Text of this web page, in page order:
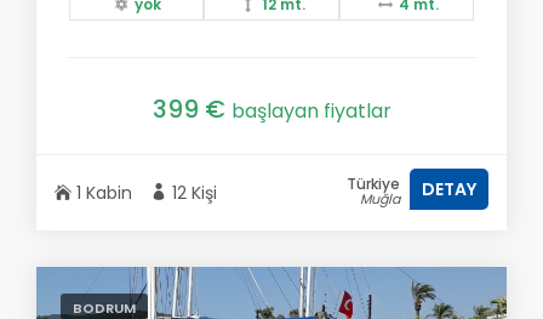
yok 12 mt. 4 mt.
399 € başlayan fiyatlar
1 Kabin 12 Kişi Türkiye
Muğla DETAY
BODRUM